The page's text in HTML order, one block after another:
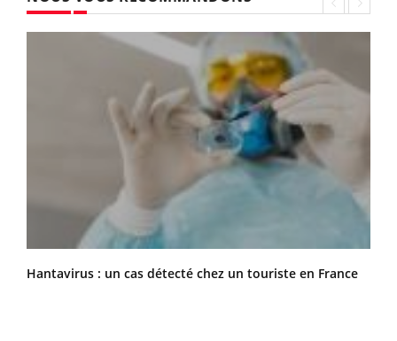
Hantavirus : un cas détecté chez un touriste en France